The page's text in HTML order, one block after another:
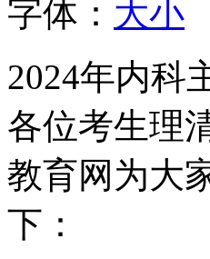
字体： 大小
2024年内科
各位考生理
教育网为大
下：